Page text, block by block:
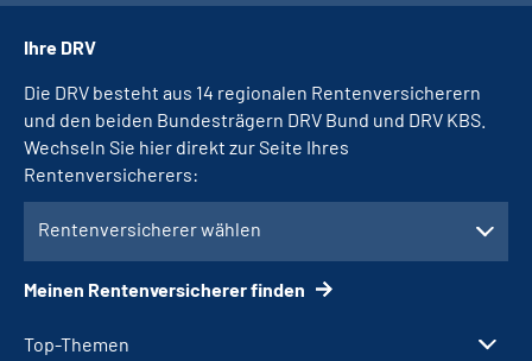
Top-Themen
Ihre DRV
Die DRV besteht aus 14 regionalen Rentenversicherern
und den beiden Bundesträgern DRV Bund und DRV KBS.
Wechseln Sie hier direkt zur Seite Ihres
Rentenversicherers:
Rentenversicherer wählen
Meinen Rentenversicherer finden